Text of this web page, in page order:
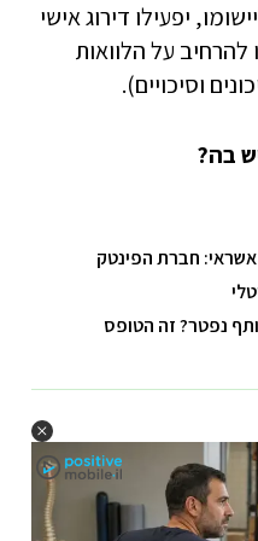
יפעילו דירוג אישי
להרחיב על הלוואות
וסיכויים).
בה?
חברת הפינטק
נפטר? זה הטופס